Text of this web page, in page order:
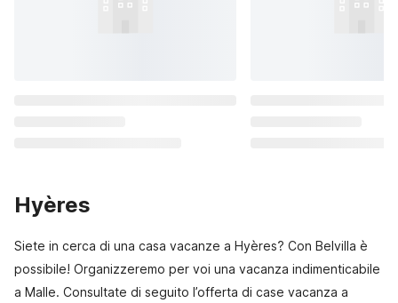
Hyères
Siete in cerca di una casa vacanze a Hyères? Con Belvilla è
possibile! Organizzeremo per voi una vacanza indimenticabile
a Malle. Consultate di seguito l’offerta di case vacanza a